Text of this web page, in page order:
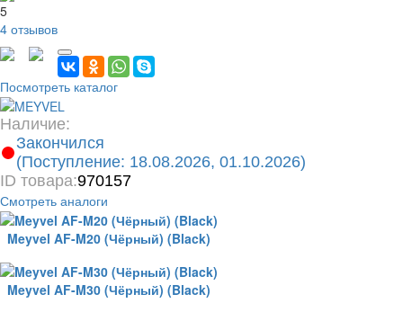
5
4 отзывов
Посмотреть каталог
Наличие:
Закончился
(Поступление: 18.08.2026, 01.10.2026)
ID товара:970157
Смотреть аналоги
Meyvel AF-M20 (Чёрный) (Black)
Meyvel AF-M30 (Чёрный) (Black)